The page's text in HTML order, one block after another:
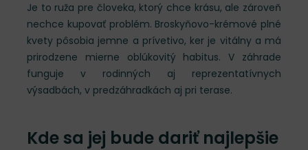
Je to ruža pre človeka, ktorý chce krásu, ale zároveň
nechce kupovať problém. Broskyňovo-krémové plné
kvety pôsobia jemne a prívetivo, ker je vitálny a má
prirodzene mierne oblúkovitý habitus. V záhrade
funguje v rodinných aj reprezentatívnych
výsadbách, v predzáhradkách aj pri terase.
Kde sa jej bude dariť najlepšie